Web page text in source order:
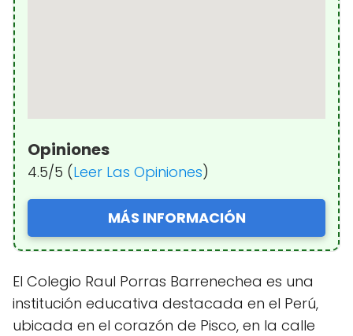
Opiniones
4.5/5 (Leer Las Opiniones)
MÁS INFORMACIÓN
El Colegio Raul Porras Barrenechea es una
institución educativa destacada en el Perú,
ubicada en el corazón de Pisco, en la calle